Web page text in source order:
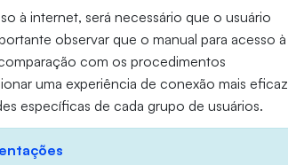
à internet, será necessário que o usuário
observar que o manual para acesso à
com os procedimentos
uma experiência de conexão mais eficaz
específicas de cada grupo de usuários.